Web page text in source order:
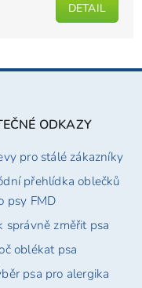
DETAIL
ODKAZY
pro stálé zákazníky
přehlídka oblečků
psy FMD
správně změřit psa
oblékat psa
psa pro alergika